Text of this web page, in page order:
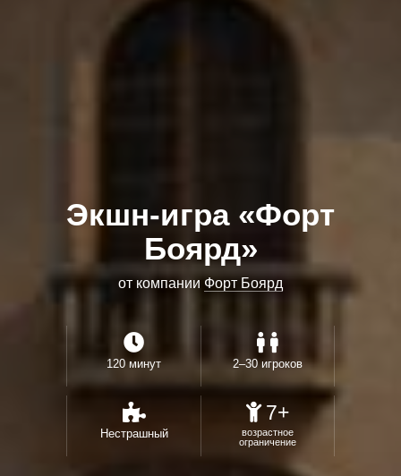
Экшн-игра «Форт
Боярд»
от компании Форт Боярд
120 минут 2–30 игроков
Нестрашный
7+
возрастное
ограничение